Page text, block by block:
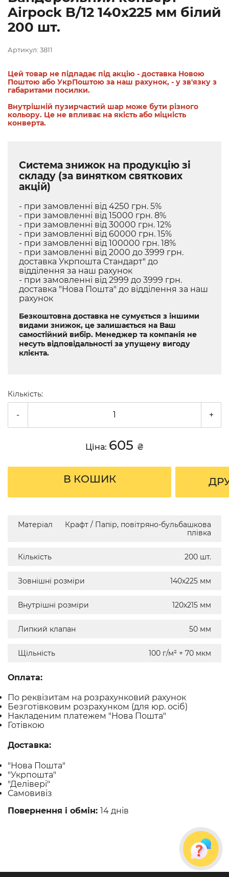
Airpock B/12 140х225 мм білий
200 шт.
Артикул: 3811
Цей товар не підпадає під акцію - доставка Новою
Поштою або УкрПоштою за наш рахунок, - у зв'язку з
габаритами посилки.
Внутрішній пузирчастий шар може бути різного
кольору. Це не впливає на якість або міцність
конверта.
Система знижок на продукцію зі
складу (за винятком святкових
акцій)
- при замовленні від 4250 грн. 5%
- при замовленні від 15000 грн. 8%
- при замовленні від 30000 грн. 12%
- при замовленні від 60000 грн. 15%
- при замовленні від 100000 грн. 18%
- при замовленні від 2000 до 3999 грн.
доставка Укрпошта Стандарт" до
відділення за наш рахунок
- при замовленні від 2999 до 3999 грн.
доставка "Нова Пошта" до відділення за наш
рахунок
Безкоштовна доставка не сумується з іншими
видами знижок, це залишається на Ваш
самостійний вибір. Менеджер та компанія не
несуть відповідальності за упущену вигоду
клієнта.
Кількість:
- +
Ціна: 605 ₴
В КОШИК
Матеріал
Крафт / Папір, повітряно-бульбашкова
плівка
Кількість 200 шт.
Зовнішні розміри 140х225 мм
Внутрішні розміри 120х215 мм
Липкий клапан 50 мм
Щільність 100 г/м² + 70 мкм
Оплата:
По реквізитам на розрахунковий рахунок
Безготівковим розрахунком (для юр. осіб)
Накладеним платежем "Нова Пошта"
Готівкою
Доставка:
"Нова Пошта"
"Укрпошта"
"Делівері"
Самовивіз
Повернення і обмін: 14 днів